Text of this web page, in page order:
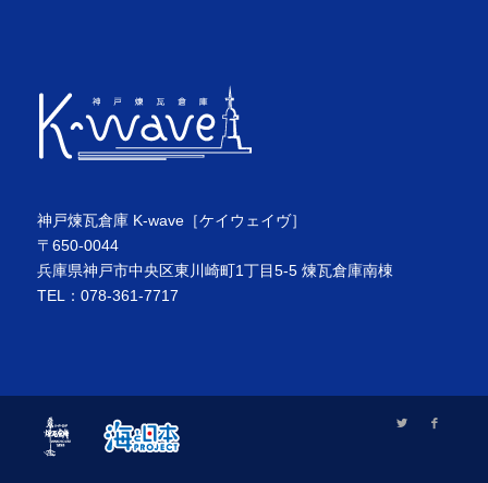
神戸煉瓦倉庫 K-wave［ケイウェイヴ］
〒650-0044
兵庫県神戸市中央区東川崎町1丁目5-5 煉瓦倉庫南棟
TEL：078-361-7717